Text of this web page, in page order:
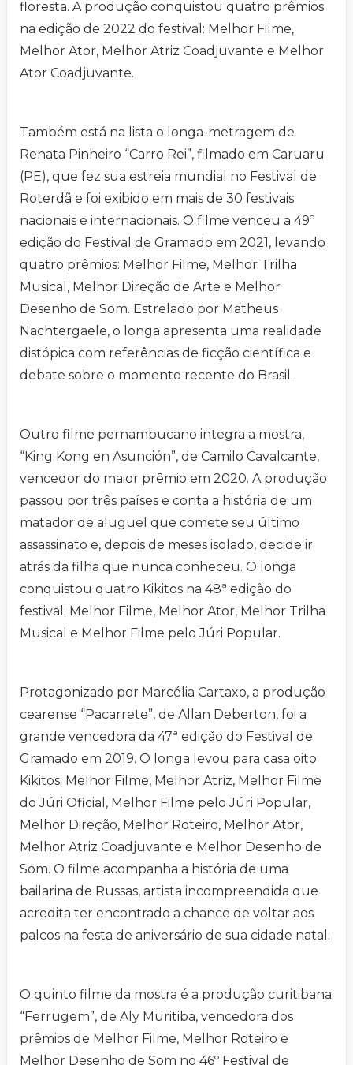
floresta. A produção conquistou quatro prêmios
na edição de 2022 do festival: Melhor Filme,
Melhor Ator, Melhor Atriz Coadjuvante e Melhor
Ator Coadjuvante.
Também está na lista o longa-metragem de
Renata Pinheiro “Carro Rei”, filmado em Caruaru
(PE), que fez sua estreia mundial no Festival de
Roterdã e foi exibido em mais de 30 festivais
nacionais e internacionais. O filme venceu a 49º
edição do Festival de Gramado em 2021, levando
quatro prêmios: Melhor Filme, Melhor Trilha
Musical, Melhor Direção de Arte e Melhor
Desenho de Som. Estrelado por Matheus
Nachtergaele, o longa apresenta uma realidade
distópica com referências de ficção científica e
debate sobre o momento recente do Brasil.
Outro filme pernambucano integra a mostra,
“King Kong en Asunción”, de Camilo Cavalcante,
vencedor do maior prêmio em 2020. A produção
passou por três países e conta a história de um
matador de aluguel que comete seu último
assassinato e, depois de meses isolado, decide ir
atrás da filha que nunca conheceu. O longa
conquistou quatro Kikitos na 48ª edição do
festival: Melhor Filme, Melhor Ator, Melhor Trilha
Musical e Melhor Filme pelo Júri Popular.
Protagonizado por Marcélia Cartaxo, a produção
cearense “Pacarrete”, de Allan Deberton, foi a
grande vencedora da 47ª edição do Festival de
Gramado em 2019. O longa levou para casa oito
Kikitos: Melhor Filme, Melhor Atriz, Melhor Filme
do Júri Oficial, Melhor Filme pelo Júri Popular,
Melhor Direção, Melhor Roteiro, Melhor Ator,
Melhor Atriz Coadjuvante e Melhor Desenho de
Som. O filme acompanha a história de uma
bailarina de Russas, artista incompreendida que
acredita ter encontrado a chance de voltar aos
palcos na festa de aniversário de sua cidade natal.
O quinto filme da mostra é a produção curitibana
“Ferrugem”, de Aly Muritiba, vencedora dos
prêmios de Melhor Filme, Melhor Roteiro e
Melhor Desenho de Som no 46º Festival de